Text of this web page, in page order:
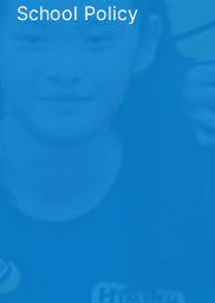
School Policy